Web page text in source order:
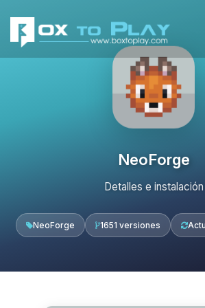
NeoForge
Detalles e instalación
NeoForge 1651 versiones